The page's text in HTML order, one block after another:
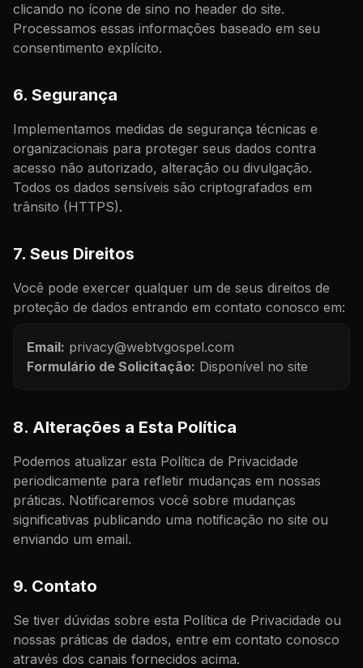
clicando no ícone de sino no header do site.
Processamos essas informações baseado em seu
consentimento explícito.
6. Segurança
Implementamos medidas de segurança técnicas e
organizacionais para proteger seus dados contra
acesso não autorizado, alteração ou divulgação.
Todos os dados sensíveis são criptografados em
trânsito (HTTPS).
7. Seus Direitos
Você pode exercer qualquer um de seus direitos de
proteção de dados entrando em contato conosco em:
Email: privacy@webtvgospel.com
Formulário de Solicitação: Disponível no site
8. Alterações a Esta Política
Podemos atualizar esta Política de Privacidade
periodicamente para refletir mudanças em nossas
práticas. Notificaremos você sobre mudanças
significativas publicando uma notificação no site ou
enviando um email.
9. Contato
Se tiver dúvidas sobre esta Política de Privacidade ou
nossas práticas de dados, entre em contato conosco
através dos canais fornecidos acima.